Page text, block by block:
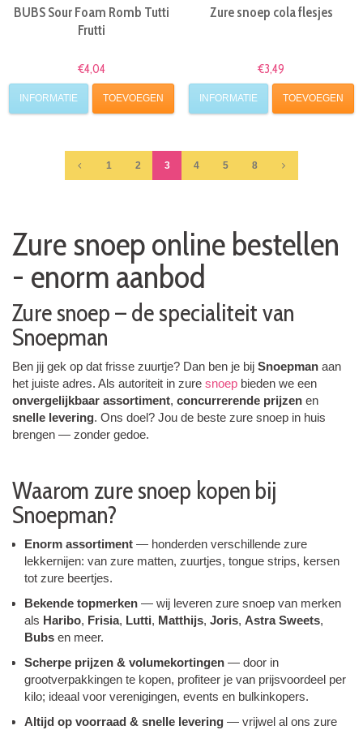
BUBS Sour Foam Romb Tutti
Frutti
€4,04
INFORMATIE TOEVOEGEN
Zure snoep cola flesjes
€3,49
INFORMATIE TOEVOEGEN
1 2 3 4 5 8
Zure snoep online bestellen
- enorm aanbod
Zure snoep – de specialiteit van
Snoepman
Ben jij gek op dat frisse zuurtje? Dan ben je bij Snoepman aan
het juiste adres. Als autoriteit in zure snoep bieden we een
onvergelijkbaar assortiment, concurrerende prijzen en
snelle levering. Ons doel? Jou de beste zure snoep in huis
brengen — zonder gedoe.
Waarom zure snoep kopen bij
Snoepman?
Enorm assortiment — honderden verschillende zure
lekkernijen: van zure matten, zuurtjes, tongue strips, kersen
tot zure beertjes.
Bekende topmerken — wij leveren zure snoep van merken
als Haribo, Frisia, Lutti, Matthijs, Joris, Astra Sweets,
Bubs en meer.
Scherpe prijzen & volumekortingen — door in
grootverpakkingen te kopen, profiteer je van prijsvoordeel per
kilo; ideaal voor verenigingen, events en bulkinkopers.
Altijd op voorraad & snelle levering — vrijwel al ons zure